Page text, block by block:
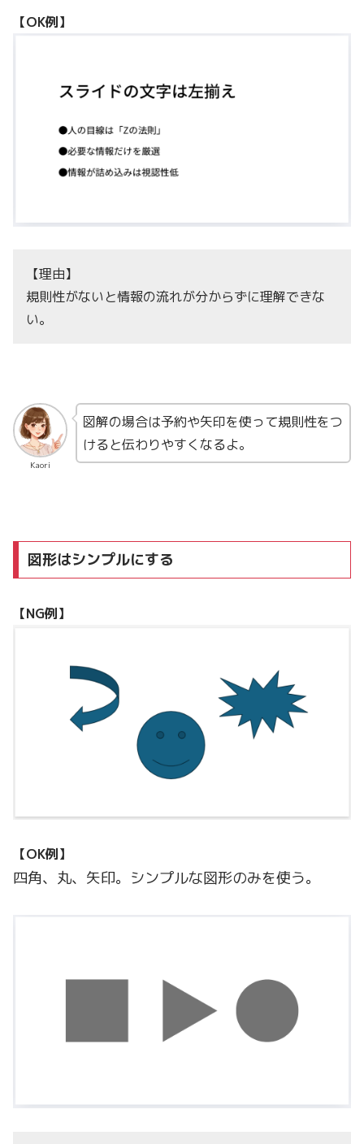
【OK例】
【理由】
規則性がないと情報の流れが分からずに理解できな
い。
Kaori
図解の場合は予約や矢印を使って規則性をつ
けると伝わりやすくなるよ。
図形はシンプルにする
【NG例】
【OK例】
四角、丸、矢印。シンプルな図形のみを使う。